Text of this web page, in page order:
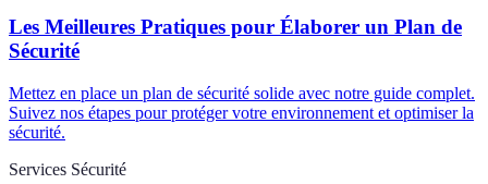
Les Meilleures Pratiques pour Élaborer un Plan de
Sécurité
Mettez en place un plan de sécurité solide avec notre guide complet.
Suivez nos étapes pour protéger votre environnement et optimiser la
sécurité.
Services Sécurité